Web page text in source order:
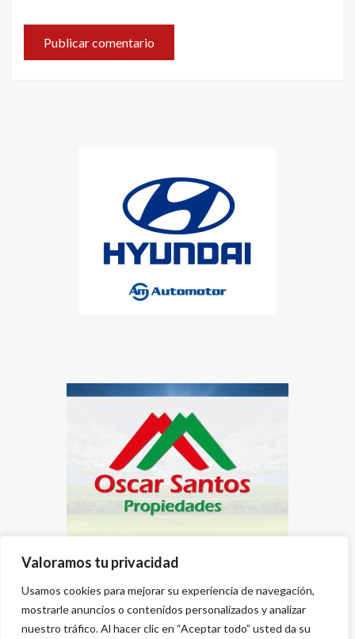
Valoramos tu privacidad
Usamos cookies para mejorar su experiencia de navegación,
mostrarle anuncios o contenidos personalizados y analizar
nuestro tráfico. Al hacer clic en “Aceptar todo” usted da su